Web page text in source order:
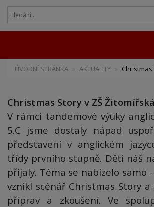
ÚVODNÍ STRÁNKA AKTUALITY
Christmas Story v ZŠ Žitomířská
V rámci tandemové výuky
5.C jsme dostaly nápad
představení v anglickém
třídy prvního stupně. Děti náš
přijaly. Téma se nabízelo samo
vznikl scénář Christmas Story
příprav a zkoušení. Ve